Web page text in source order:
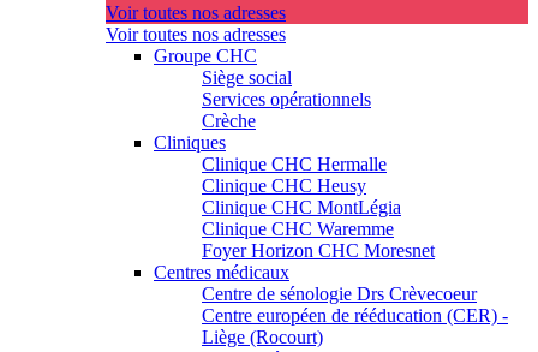
Voir toutes nos adresses
Voir toutes nos adresses
Groupe CHC
Siège social
Services opérationnels
Crèche
Cliniques
Clinique CHC Hermalle
Clinique CHC Heusy
Clinique CHC MontLégia
Clinique CHC Waremme
Foyer Horizon CHC Moresnet
Centres médicaux
Centre de sénologie Drs Crèvecoeur
Centre européen de rééducation (CER) -
Liège (Rocourt)